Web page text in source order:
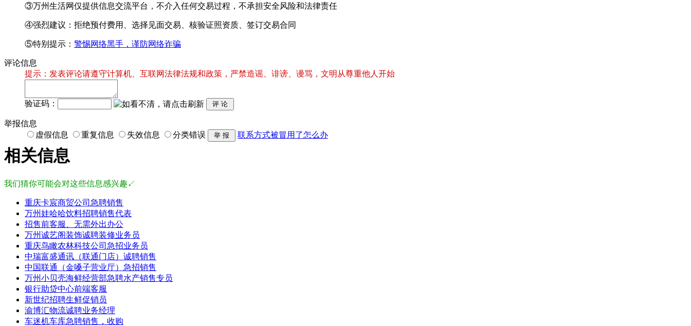
③万州生活网仅提供信息交流平台，不介入任何交易过程，不承担安全风险和法律责任
④强烈建议：拒绝预付费用、选择见面交易、核验证照资质、签订交易合同
⑤特别提示： 警惕网络黑手，谨防网络诈骗
评论信息
提示：发表评论请遵守计算机、互联网法律法规和政策，严禁造谣、诽谤、谩骂，文明从尊重他人开始
验证码：
举报信息
虚假信息
重复信息 失效信息 分类错误 联系方式被冒用了怎么办
相关信息
我们猜你可能会对这些信息感兴趣↙
重庆卡宸商贸公司急聘销售
万州娃哈哈饮料招聘销售代表
招售前客服、无需外出办公
万州诚艺阁装饰诚聘装修业务员
重庆鸟瞰农林科技公司急招业务员
中瑞富盛通讯（联通门店）诚聘销售
中国联通（金嗓子营业厅）急招销售
万州小贝壳海鲜经营部急聘水产销售专员
银行助贷中心前端客服
新世纪招聘生鲜促销员
渝博汇物流诚聘业务经理
车迷机车库急聘销售，收购